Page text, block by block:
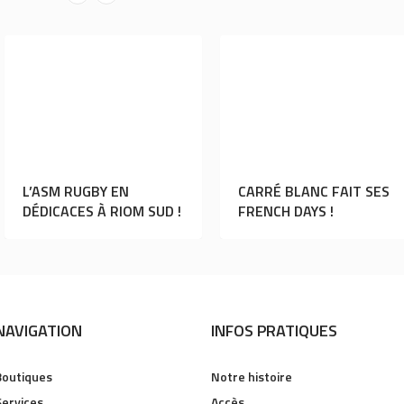
DOUDOU PERDU !
L’ASM RUGBY EN
DÉDICACES À RIOM SUD !
INFOS PRATIQUES
Notre histoire